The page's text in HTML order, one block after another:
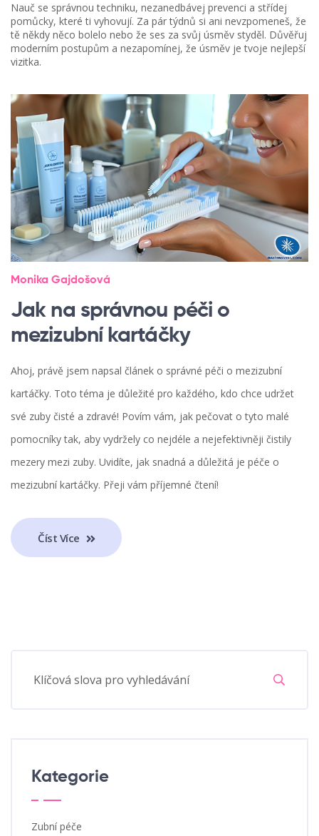
Nauč se správnou techniku, nezanedbávej prevenci a střídej
pomůcky, které ti vyhovují. Za pár týdnů si ani nevzpomeneš, že
tě někdy něco bolelo nebo že ses za svůj úsměv styděl. Důvěřuj
moderním postupům a nezapomínej, že úsměv je tvoje nejlepší
vizitka.
Monika Gajdošová
Jak na správnou péči o
mezizubní kartáčky
Ahoj, právě jsem napsal článek o správné péči o mezizubní
kartáčky. Toto téma je důležité pro každého, kdo chce udržet
své zuby čisté a zdravé! Povím vám, jak pečovat o tyto malé
pomocníky tak, aby vydržely co nejdéle a nejefektivněji čistily
mezery mezi zuby. Uvidíte, jak snadná a důležitá je péče o
mezizubní kartáčky. Přeji vám příjemné čtení!
Číst Více
Kategorie
Zubní péče